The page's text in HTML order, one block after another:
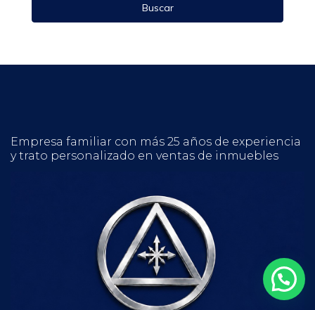
Buscar
Empresa familiar con más 25 años de experiencia
y trato personalizado en ventas de inmuebles